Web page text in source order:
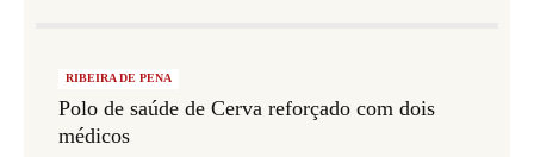
RIBEIRA DE PENA
Polo de saúde de Cerva reforçado com dois
médicos